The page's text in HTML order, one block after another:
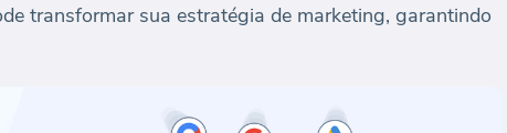
transformar sua estratégia de marketing, garantindo